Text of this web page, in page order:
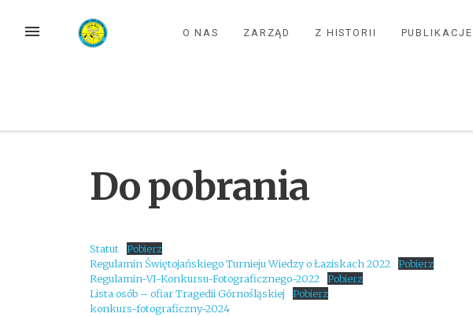
MENU O NAS ZARZĄD Z HISTORII PUBLIKACJE
Do pobrania
Statut
Pobierz
Regulamin Świętojańskiego Turnieju Wiedzy o Łaziskach 2022
Pobierz
Regulamin-VI-Konkursu-Fotograficznego-2022
Pobierz
Lista osób – ofiar Tragedii Górnośląskiej
Pobierz
konkurs-fotograficzny-2024